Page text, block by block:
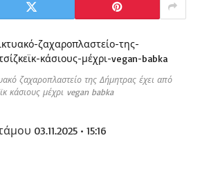
ζαχαροπλαστείο της Δήμητρας έχει από
κάσιους μέχρι vegan babka
03.11.2025 • 15:16